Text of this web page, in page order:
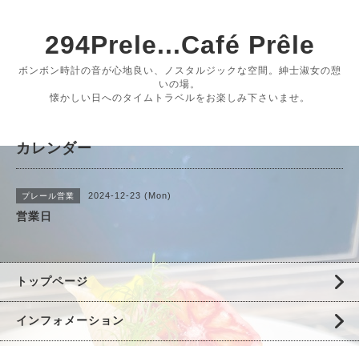
294Prele...Café Prêle
ボンボン時計の音が心地良い、ノスタルジックな空間。紳士淑女の憩
いの場。
懐かしい日へのタイムトラベルをお楽しみ下さいませ。
カレンダー
プレール営業 2024-12-23 (Mon)
営業日
トップページ
インフォメーション